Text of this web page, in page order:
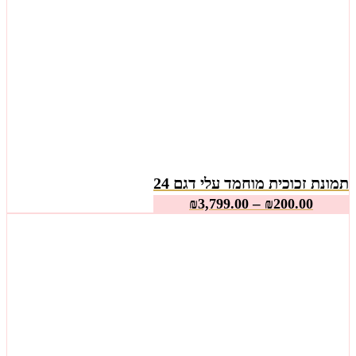
תמונת זכוכית מוחמד עלי דגם 24
₪200.00
–
₪3,799.00